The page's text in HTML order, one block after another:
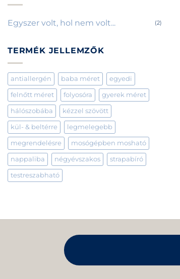
Egyszer volt, hol nem volt... (2)
TERMÉK JELLEMZŐK
antiallergén baba méret egyedi
felnőtt méret folyosóra gyerek méret
hálószobába kézzel szövött
kül- & beltérre legmelegebb
megrendelésre mosógépben mosható
nappaliba négyévszakos strapabíró
testreszabható